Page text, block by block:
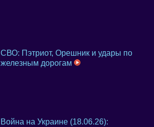
СВО: Пэтриот, Орешник и удары по
железным дорогам
Война на Украине (18.06.26):